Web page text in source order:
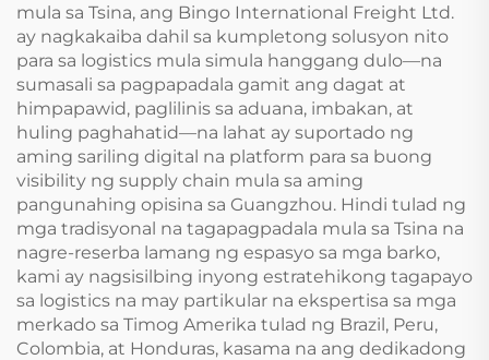
mula sa Tsina, ang Bingo International Freight Ltd.
ay nagkakaiba dahil sa kumpletong solusyon nito
para sa logistics mula simula hanggang dulo—na
sumasali sa pagpapadala gamit ang dagat at
himpapawid, paglilinis sa aduana, imbakan, at
huling paghahatid—na lahat ay suportado ng
aming sariling digital na platform para sa buong
visibility ng supply chain mula sa aming
pangunahing opisina sa Guangzhou. Hindi tulad ng
mga tradisyonal na tagapagpadala mula sa Tsina na
nagre-reserba lamang ng espasyo sa mga barko,
kami ay nagsisilbing inyong estratehikong tagapayo
sa logistics na may partikular na ekspertisa sa mga
merkado sa Timog Amerika tulad ng Brazil, Peru,
Colombia, at Honduras, kasama na ang dedikadong